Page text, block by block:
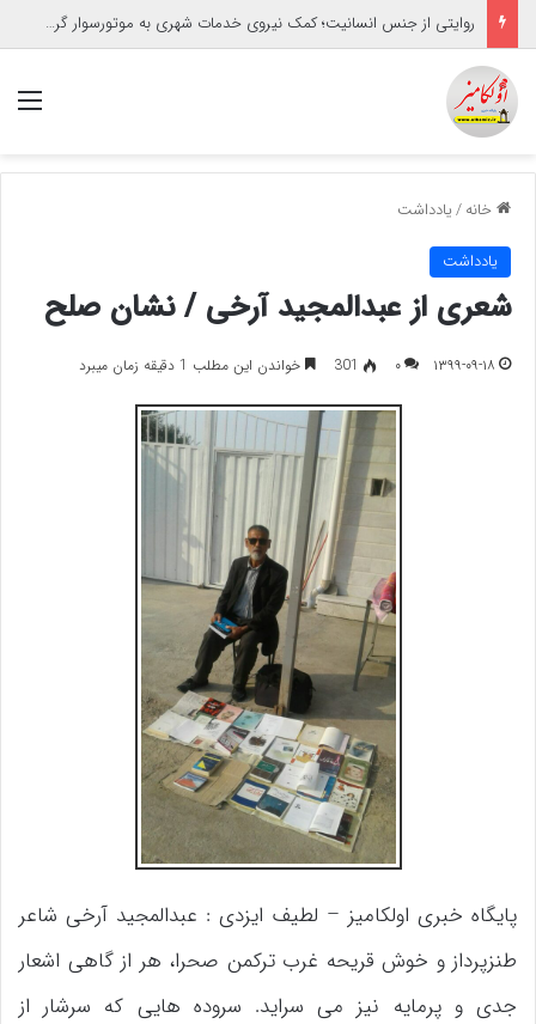
روایتی از جنس انسانیت؛ کمک نیروی خدمات شهری به موتورسوار گرفتار
خانه/یادداشت
یادداشت
شعری از عبدالمجید آرخی / نشان صلح
۱۳۹۹-۰۹-۱۸ ۰ 301 خواندن این مطلب 1 دقیقه زمان میبرد
پایگاه خبری اولکامیز – لطیف ایزدی : عبدالمجید آرخی شاعر
طنزپرداز و خوش قریحه غرب ترکمن صحرا، هر از گاهی اشعار
جدی و پرمایه نیز می سراید. سروده هایی که سرشار از